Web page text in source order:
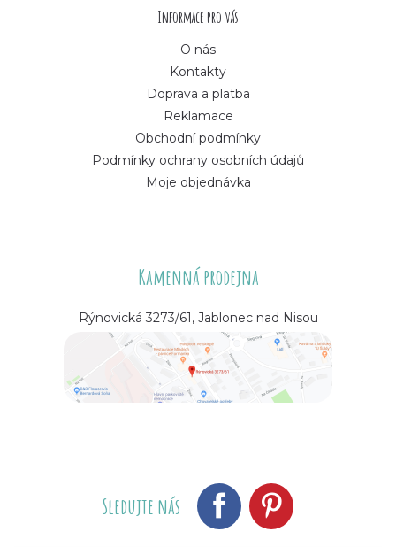
Informace pro vás
O nás
Kontakty
Doprava a platba
Reklamace
Obchodní podmínky
Podmínky ochrany osobních údajů
Moje objednávka
Kamenná prodejna
Rýnovická 3273/61, Jablonec nad Nisou
Sledujte nás